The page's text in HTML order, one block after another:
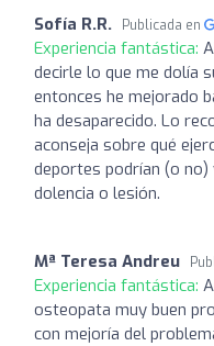
Sofía R.R. Publicada en
Experiencia fantástica:
decirle lo que me dolía
entonces he mejorado
ha desaparecido. Lo
aconseja sobre qué
deportes podrían (o no)
dolencia o lesión.
Mª Teresa Andreu
Experiencia fantástica:
osteopata muy buen
con mejoría del